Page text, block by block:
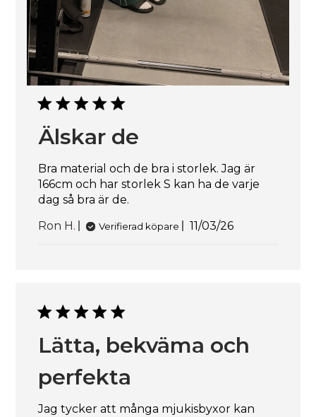
Älskar de
Bra material och de bra i storlek. Jag är
166cm och har storlek S kan ha de varje
dag så bra är de.
Ron H.
Verifierad köpare 11/03/26
Lätta, bekväma och
perfekta
Jag tycker att många mjukisbyxor kan